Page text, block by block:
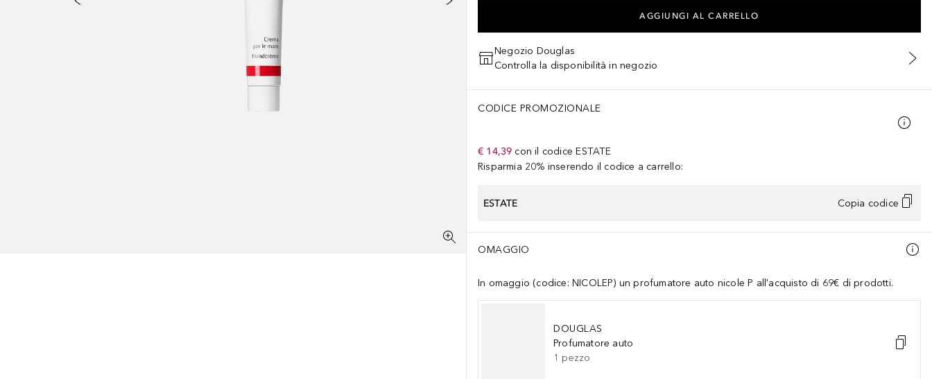
AGGIUNGI AL CARRELLO
Negozio Douglas
Controlla la disponibilità in negozio
CODICE PROMOZIONALE
€ 14,39 con il codice ESTATE
Risparmia 20% inserendo il codice a carrello:
ESTATE Copia codice
OMAGGIO
In omaggio (codice: NICOLEP) un profumatore auto nicole P all'acquisto di 69€ di prodotti.
DOUGLAS
Profumatore auto
1 pezzo